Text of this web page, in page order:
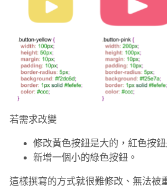
若需求改變
修改黃色按鈕是大的，紅色按鈕
新增一個小的綠色按鈕。
這樣撰寫的方式就很難修改、無法被